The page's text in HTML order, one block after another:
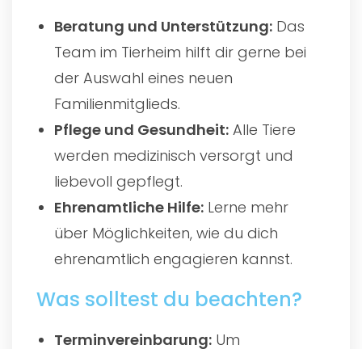
Beratung und Unterstützung: Das
Team im Tierheim hilft dir gerne bei
der Auswahl eines neuen
Familienmitglieds.
Pflege und Gesundheit: Alle Tiere
werden medizinisch versorgt und
liebevoll gepflegt.
Ehrenamtliche Hilfe: Lerne mehr
über Möglichkeiten, wie du dich
ehrenamtlich engagieren kannst.
Was solltest du beachten?
Terminvereinbarung: Um